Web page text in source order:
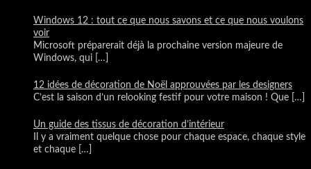
Windows 12 : tout ce que nous savons et ce que nous voulons
voir
Microsoft préparerait déjà la prochaine version majeure de
Windows, qui
[…]
12 idées de décoration de Noël approuvées par les designers
C’est la saison d’un relooking festif pour votre maison ! Que
[…]
Un guide des tissus de décoration d’intérieur
Il y a vraiment quelque chose pour chaque espace, chaque style
et chaque
[…]